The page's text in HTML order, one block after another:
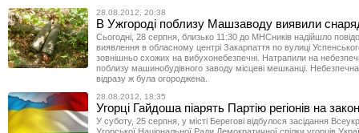
28.08.2012, 20:38
В Ужгороді поблизу Машзаводу виявили
Сьогодні, 28 серпня, близько 11:30 до МНСників надійшло
виявлення в обласному центрі Закарпаття по вулиці
зовнішньо схожих на вибухонебезпечні. Натрапили на
поблизу машинобудівного заводу місцеві мешканці. Небезпечна
відразу ж була огороджена.
28.08.2012, 18:35
Угорці Гайдоша піарять Партію регіонів на
У суботу, 25 серпня, у місті Берегові відбулося засідання